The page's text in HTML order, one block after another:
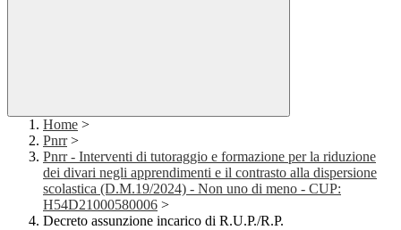
Home >
Pnrr >
Pnrr - Interventi di tutoraggio e formazione per la riduzione
dei divari negli apprendimenti e il contrasto alla dispersione
scolastica (D.M.19/2024) - Non uno di meno - CUP:
H54D21000580006 >
Decreto assunzione incarico di R.U.P./R.P.